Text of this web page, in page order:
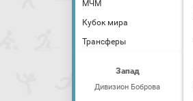
МЧМ
Кубок мира
Трансферы
Запад
Дивизион Боброва